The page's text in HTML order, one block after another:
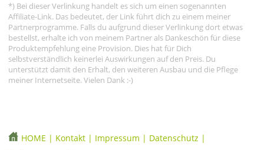
*) Bei dieser Verlinkung handelt es sich um einen sogenannten
Affiliate-Link. Das bedeutet, der Link führt dich zu einem meiner
Partnerprogramme. Falls du aufgrund dieser Verlinkung dort etwas
bestellst, erhalte ich von meinem Partner als Dankeschön für diese
Produktempfehlung eine Provision. Dies hat für Dich
selbstverständlich keinerlei Auswirkungen auf den Preis. Du
unterstützt damit den Erhalt, den weiteren Ausbau und die Pflege
meiner Internetseite. Vielen Dank :-)
HOME | Kontakt | Impressum | Datenschutz |